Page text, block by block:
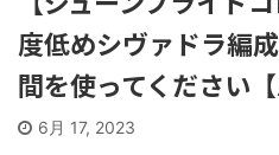
度低めシヴァドラ編
間を使ってください
6月 17, 2023